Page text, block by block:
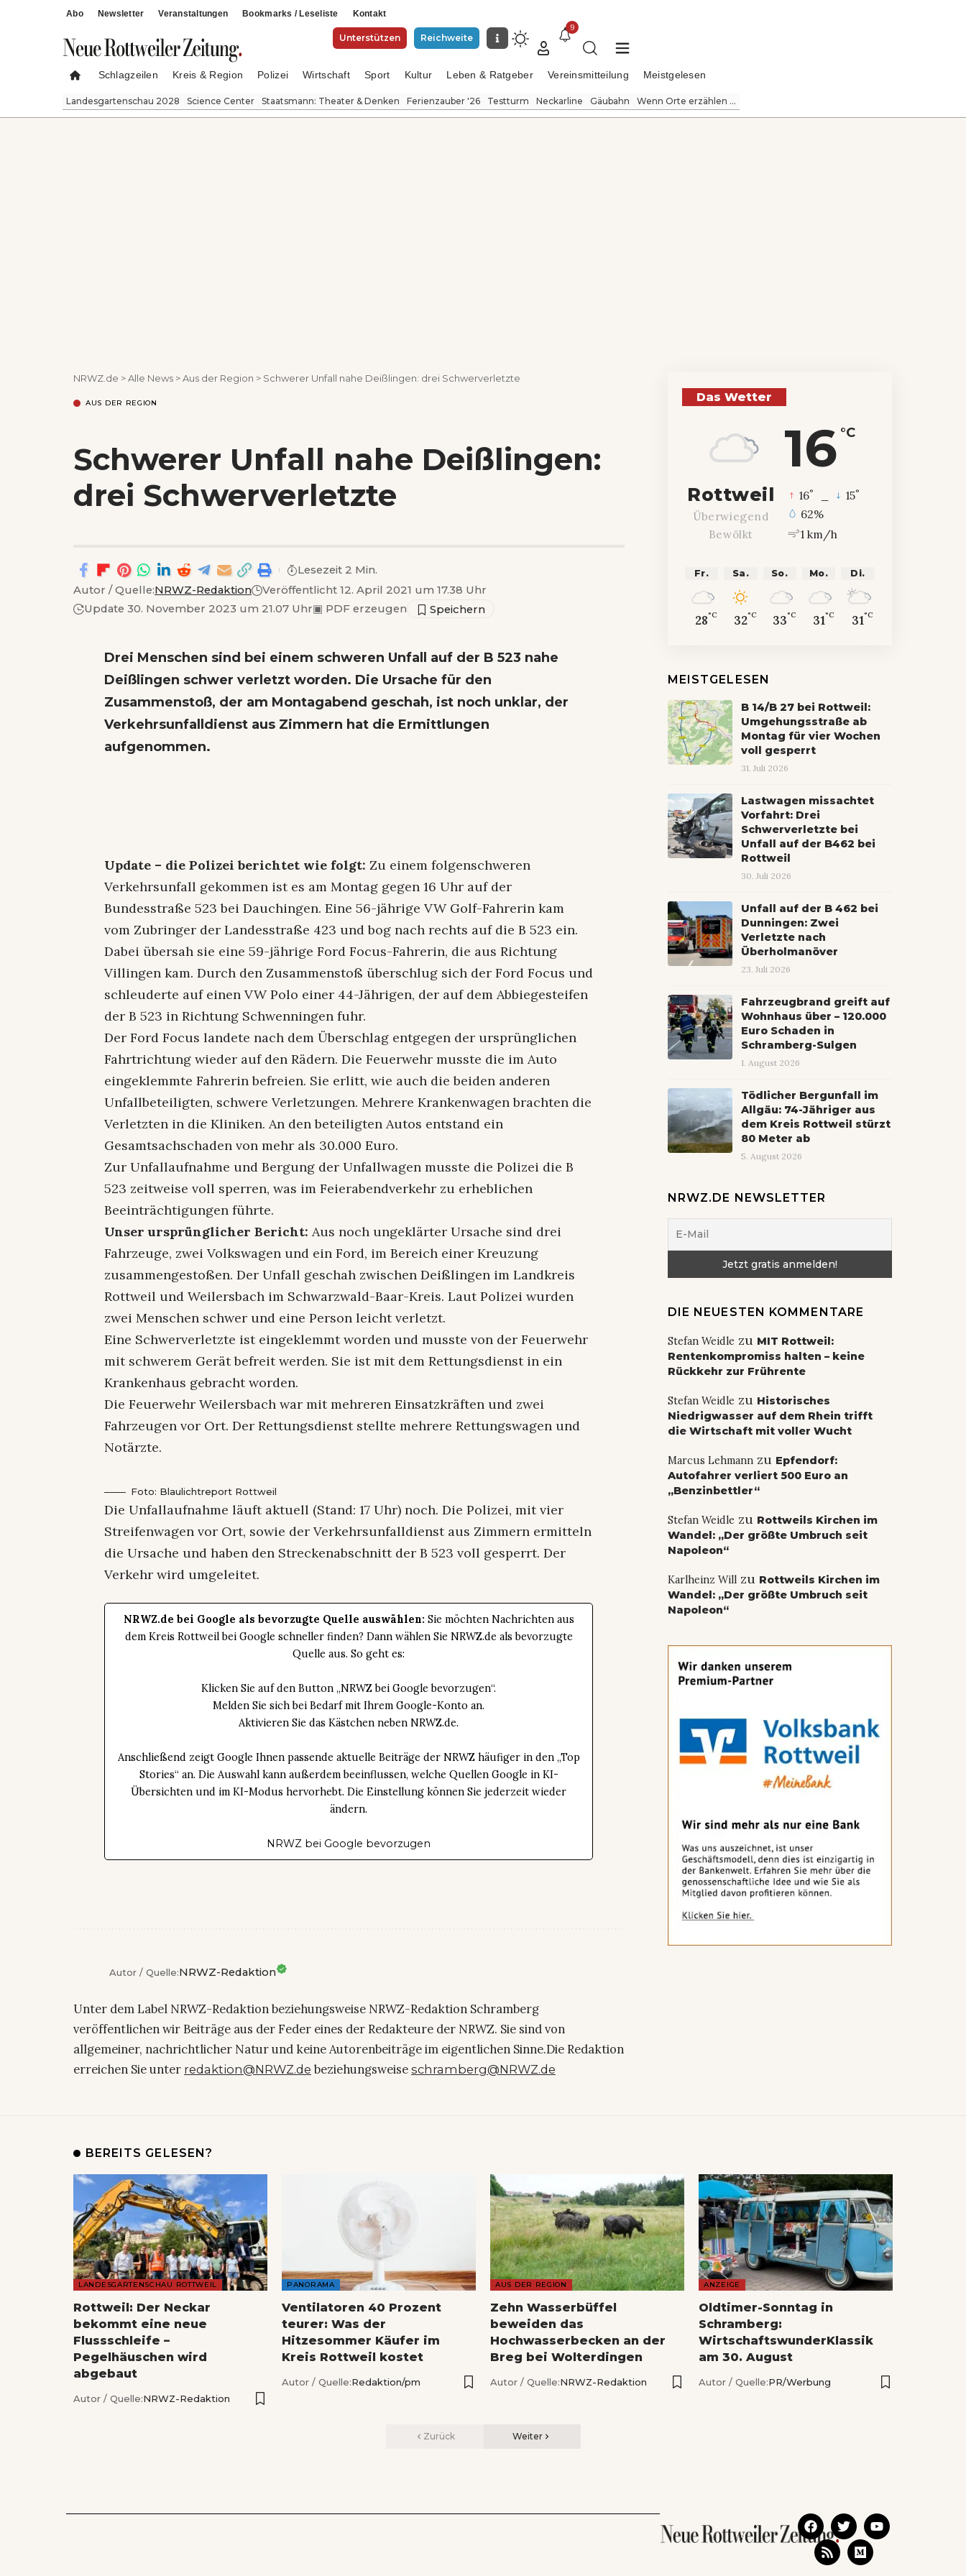
Abo Newsletter Veranstaltungen Bookmarks / Leseliste Kontakt
Unterstützen Reichweite
9
Schlagzeilen Kreis & Region Polizei Wirtschaft Sport Kultur Leben & Ratgeber Vereinsmitteilung Meistgelesen
Landesgartenschau 2028 Science Center Staatsmann: Theater & Denken Ferienzauber '26 Testturm Neckarline Gäubahn Wenn Orte erzählen ...
NRWZ.de >Alle News >Aus der Region > Schwerer Unfall nahe Deißlingen: drei Schwerverletzte
AUS DER REGION
Schwerer Unfall nahe Deißlingen:
drei Schwerverletzte
Autor / Quelle:NRWZ-Redaktion
Veröffentlicht 12. April 2021 um 17.38 Uhr
Update 30. November 2023 um 21.07 Uhr▣ PDF erzeugen
Lesezeit 2 Min.
Drei Menschen sind bei einem schweren Unfall auf der B 523 nahe
Deißlingen schwer verletzt worden. Die Ursache für den
Zusammenstoß, der am Montagabend geschah, ist noch unklar, der
Verkehrsunfalldienst aus Zimmern hat die Ermittlungen
aufgenommen.
Update – die Polizei berichtet wie folgt:Zu einem folgenschweren
Verkehrsunfall gekommen ist es am Montag gegen 16 Uhr auf der
Bundesstraße 523 bei Dauchingen. Eine 56-jährige VW Golf-Fahrerin kam
vom Zubringer der Landesstraße 423 und bog nach rechts auf die B 523 ein.
Dabei übersah sie eine 59-jährige Ford Focus-Fahrerin, die aus Richtung
Villingen kam. Durch den Zusammenstoß überschlug sich der Ford Focus und
schleuderte auf einen VW Polo einer 44-Jährigen, der auf dem Abbiegesteifen
der B 523 in Richtung Schwenningen fuhr.
Der Ford Focus landete nach dem Überschlag entgegen der ursprünglichen
Fahrtrichtung wieder auf den Rädern. Die Feuerwehr musste die im Auto
eingeklemmte Fahrerin befreien. Sie erlitt, wie auch die beiden anderen
Unfallbeteiligten, schwere Verletzungen. Mehrere Krankenwagen brachten die
Verletzten in die Kliniken. An den beteiligten Autos entstand ein
Gesamtsachschaden von mehr als 30.000 Euro.
Zur Unfallaufnahme und Bergung der Unfallwagen musste die Polizei die B
523 zeitweise voll sperren, was im Feierabendverkehr zu erheblichen
Beeinträchtigungen führte.
Unser ursprünglicher Bericht:Aus noch ungeklärter Ursache sind drei
Fahrzeuge, zwei Volkswagen und ein Ford, im Bereich einer Kreuzung
zusammengestoßen. Der Unfall geschah zwischen Deißlingen im Landkreis
Rottweil und Weilersbach im Schwarzwald-Baar-Kreis. Laut Polizei wurden
zwei Menschen schwer und eine Person leicht verletzt.
Eine Schwerverletzte ist eingeklemmt worden und musste von der Feuerwehr
mit schwerem Gerät befreit werden. Sie ist mit dem Rettungsdienst in ein
Krankenhaus gebracht worden.
Die Feuerwehr Weilersbach war mit mehreren Einsatzkräften und zwei
Fahrzeugen vor Ort. Der Rettungsdienst stellte mehrere Rettungswagen und
Notärzte.
Foto: Blaulichtreport Rottweil
Die Unfallaufnahme läuft aktuell (Stand: 17 Uhr) noch. Die Polizei, mit vier
Streifenwagen vor Ort, sowie der Verkehrsunfalldienst aus Zimmern ermitteln
die Ursache und haben den Streckenabschnitt der B 523 voll gesperrt. Der
Verkehr wird umgeleitet.
NRWZ.de bei Google als bevorzugte Quelle auswählen: Sie möchten Nachrichten aus
dem Kreis Rottweil bei Google schneller finden? Dann wählen Sie NRWZ.de als bevorzugte
Quelle aus. So geht es:
Klicken Sie auf den Button „NRWZ bei Google bevorzugen“.
Melden Sie sich bei Bedarf mit Ihrem Google-Konto an.
Aktivieren Sie das Kästchen neben NRWZ.de.
Anschließend zeigt Google Ihnen passende aktuelle Beiträge der NRWZ häufiger in den „Top
Stories“ an. Die Auswahl kann außerdem beeinflussen, welche Quellen Google in KI-
Übersichten und im KI-Modus hervorhebt. Die Einstellung können Sie jederzeit wieder
ändern.
NRWZ bei Google bevorzugen
Autor / Quelle:NRWZ-Redaktion
Unter dem Label NRWZ-Redaktion beziehungsweise NRWZ-Redaktion Schramberg
veröffentlichen wir Beiträge aus der Feder eines der Redakteure der NRWZ. Sie sind von
allgemeiner, nachrichtlicher Natur und keine Autorenbeiträge im eigentlichen Sinne.Die Redaktion
erreichen Sie unter redaktion@NRWZ.de beziehungsweise schramberg@NRWZ.de
Das Wetter
16 °C
Rottweil
Überwiegend
Bewölkt
16° 15°
62%
1 km/h
Fr.
28°C
Sa.
32°C
So.
33°C
Mo.
31°C
Di.
31°C
MEISTGELESEN
B 14/B 27 bei Rottweil:
Umgehungsstraße ab
Montag für vier Wochen
voll gesperrt
31. Juli 2026
Lastwagen missachtet
Vorfahrt: Drei
Schwerverletzte bei
Unfall auf der B462 bei
Rottweil
30. Juli 2026
Unfall auf der B 462 bei
Dunningen: Zwei
Verletzte nach
Überholmanöver
23. Juli 2026
Fahrzeugbrand greift auf
Wohnhaus über – 120.000
Euro Schaden in
Schramberg-Sulgen
1. August 2026
Tödlicher Bergunfall im
Allgäu: 74-Jähriger aus
dem Kreis Rottweil stürzt
80 Meter ab
5. August 2026
NRWZ.DE NEWSLETTER
DIE NEUESTEN KOMMENTARE
Stefan Weidle zu MIT Rottweil:
Rentenkompromiss halten – keine
Rückkehr zur Frührente
Stefan Weidle zu Historisches
Niedrigwasser auf dem Rhein trifft
die Wirtschaft mit voller Wucht
Marcus Lehmannzu Epfendorf:
Autofahrer verliert 500 Euro an
„Benzinbettler“
Stefan Weidle zu Rottweils Kirchen im
Wandel: „Der größte Umbruch seit
Napoleon“
Karlheinz Willzu Rottweils Kirchen im
Wandel: „Der größte Umbruch seit
Napoleon“
BEREITS GELESEN?
LANDESGARTENSCHAU ROTTWEIL
Rottweil: Der Neckar
bekommt eine neue
Flussschleife –
Pegelhäuschen wird
abgebaut
Autor / Quelle:NRWZ-Redaktion
PANORAMA
Ventilatoren 40 Prozent
teurer: Was der
Hitzesommer Käufer im
Kreis Rottweil kostet
Autor / Quelle:Redaktion/pm
AUS DER REGION
Zehn Wasserbüffel
beweiden das
Hochwasserbecken an der
Breg bei Wolterdingen
Autor / Quelle:NRWZ-Redaktion
ANZEIGE
Oldtimer-Sonntag in
Schramberg:
WirtschaftswunderKlassik
am 30. August
Autor / Quelle:PR/Werbung
Zurück Weiter